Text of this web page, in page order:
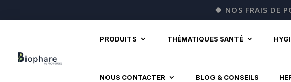
🍀 NOS FRAIS DE
PRODUITS THÉMATIQUES SANTÉ
NOUS CONTACTER BLOG & CONSEILS